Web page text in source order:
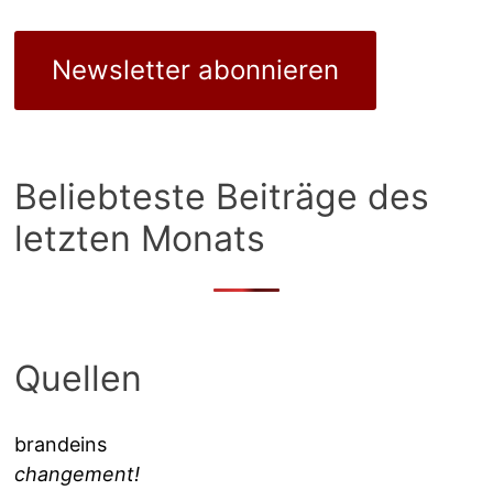
Newsletter abonnieren
Beliebteste Beiträge des
letzten Monats
Quellen
brandeins
changement!